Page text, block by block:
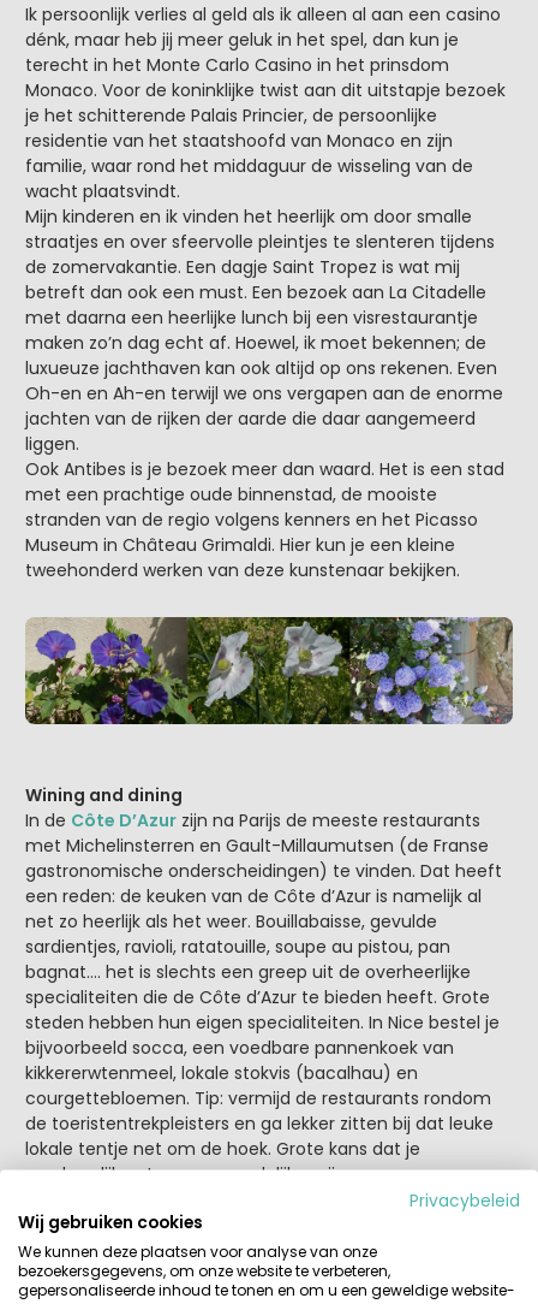
Ik persoonlijk verlies al geld als ik alleen al aan een casino
dénk, maar heb jij meer geluk in het spel, dan kun je
terecht in het Monte Carlo Casino in het prinsdom
Monaco. Voor de koninklijke twist aan dit uitstapje bezoek
je het schitterende Palais Princier, de persoonlijke
residentie van het staatshoofd van Monaco en zijn
familie, waar rond het middaguur de wisseling van de
wacht plaatsvindt.
Mijn kinderen en ik vinden het heerlijk om door smalle
straatjes en over sfeervolle pleintjes te slenteren tijdens
de zomervakantie. Een dagje Saint Tropez is wat mij
betreft dan ook een must. Een bezoek aan La Citadelle
met daarna een heerlijke lunch bij een visrestaurantje
maken zo’n dag echt af. Hoewel, ik moet bekennen; de
luxueuze jachthaven kan ook altijd op ons rekenen. Even
Oh-en en Ah-en terwijl we ons vergapen aan de enorme
jachten van de rijken der aarde die daar aangemeerd
liggen.
Ook Antibes is je bezoek meer dan waard. Het is een stad
met een prachtige oude binnenstad, de mooiste
stranden van de regio volgens kenners en het Picasso
Museum in Château Grimaldi. Hier kun je een kleine
tweehonderd werken van deze kunstenaar bekijken.
Wining and dining
In de Côte D’Azur zijn na Parijs de meeste restaurants
met Michelinsterren en Gault-Millaumutsen (de Franse
gastronomische onderscheidingen) te vinden. Dat heeft
een reden: de keuken van de Côte d’Azur is namelijk al
net zo heerlijk als het weer. Bouillabaisse, gevulde
sardientjes, ravioli, ratatouille, soupe au pistou, pan
bagnat…. het is slechts een greep uit de overheerlijke
specialiteiten die de Côte d’Azur te bieden heeft. Grote
steden hebben hun eigen specialiteiten. In Nice bestel je
bijvoorbeeld socca, een voedbare pannenkoek van
kikkererwtenmeel, lokale stokvis (bacalhau) en
courgettebloemen. Tip: vermijd de restaurants rondom
de toeristentrekpleisters en ga lekker zitten bij dat leuke
lokale tentje net om de hoek. Grote kans dat je
overheerlijk eet voor een redelijke prijs.
En waar kun je dat overheerlijke eten beter mee
wegspoelen dan met een goed glas wijn uit de regio? Fijn
om te weten dat het oudste wijngebied van Frankrijk in de
Privacybeleid
Wij gebruiken cookies
We kunnen deze plaatsen voor analyse van onze
bezoekersgegevens, om onze website te verbeteren,
gepersonaliseerde inhoud te tonen en om u een geweldige website-